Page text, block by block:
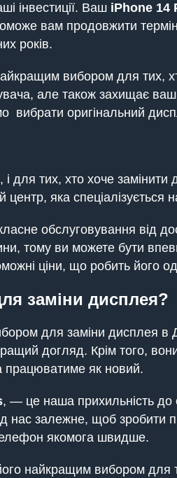
інвестиції. Ваш iPhone 14
вам продовжити
років.
вибором для тих,
але також захищає
вибрати оригінальний
для тих, хто хоче замінити
яка спеціалізується
обслуговування від
тому ви можете бути
ціни, що робить його
заміни дисплея?
для заміни дисплея в
догляд. Крім того,
працюватиме як новий.
, — це наша прихильність до
залежне, щоб зробити
якомога швидше.
найкращим вибором для